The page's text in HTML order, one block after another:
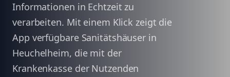
Informationen in Echtzeit zu
verarbeiten. Mit einem Klick zeigt die
App verfügbare Sanitätshäuser in
Heuchelheim, die mit der
Krankenkasse der Nutzenden